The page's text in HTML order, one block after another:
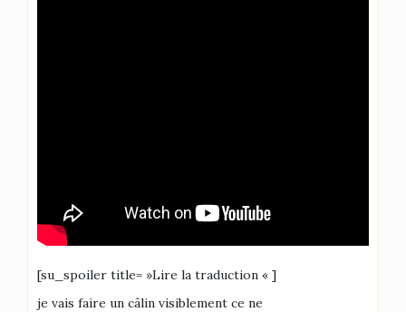
[su_spoiler title= »Lire la traduction « ]
je vais faire un câlin visiblement ce ne